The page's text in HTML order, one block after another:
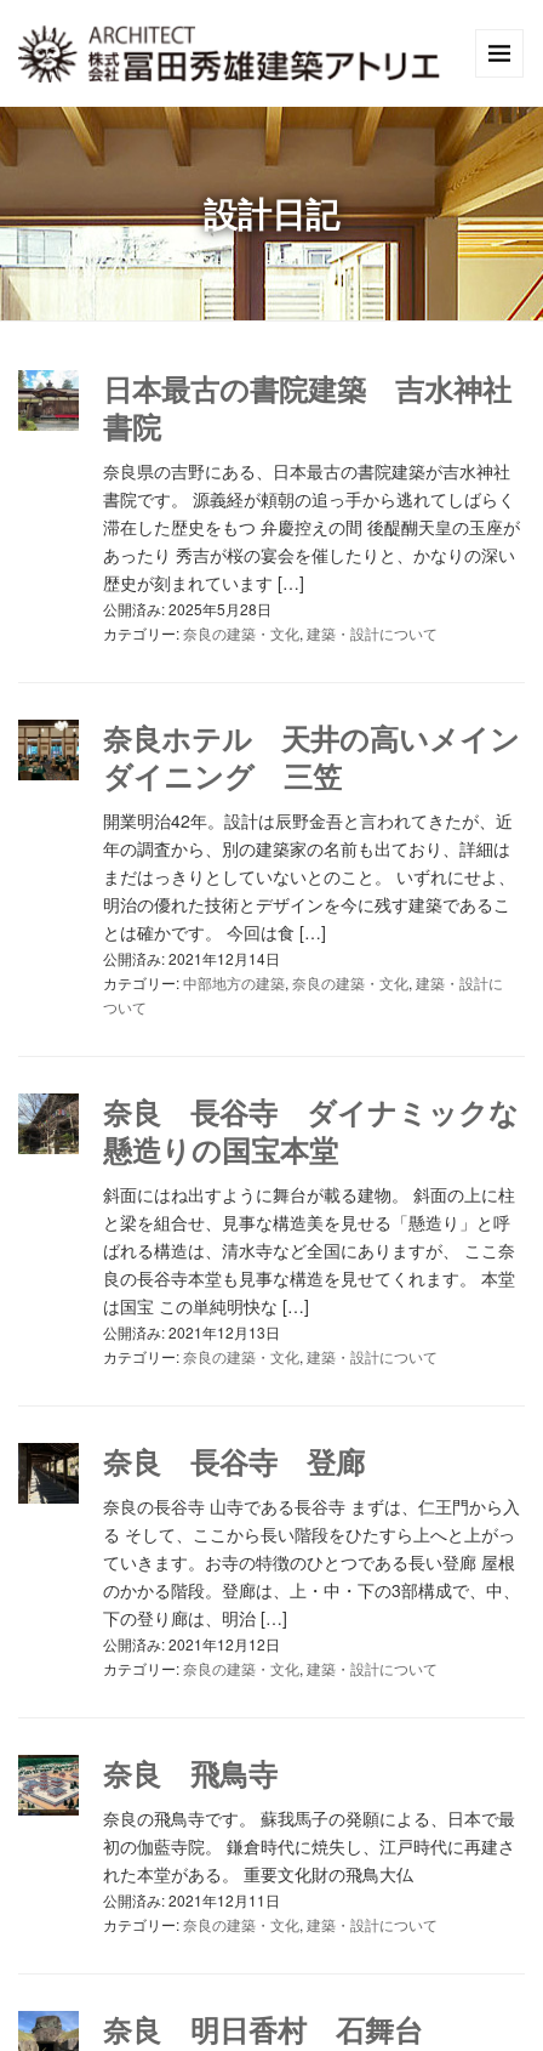
設計日記
日本最古の書院建築 吉水神社
書院
奈良県の吉野にある、日本最古の書院建築が吉水神社
書院です。 源義経が頼朝の追っ手から逃れてしばらく
滞在した歴史をもつ 弁慶控えの間 後醍醐天皇の玉座が
あったり 秀吉が桜の宴会を催したりと、かなりの深い
歴史が刻まれています […]
公開済み: 2025年5月28日
カテゴリー:奈良の建築・文化, 建築・設計について
奈良ホテル 天井の高いメイン
ダイニング 三笠
開業明治42年。設計は辰野金吾と言われてきたが、近
年の調査から、別の建築家の名前も出ており、詳細は
まだはっきりとしていないとのこと。 いずれにせよ、
明治の優れた技術とデザインを今に残す建築であるこ
とは確かです。 今回は食 […]
公開済み: 2021年12月14日
カテゴリー:中部地方の建築, 奈良の建築・文化, 建築・設計に
ついて
奈良 長谷寺 ダイナミックな
懸造りの国宝本堂
斜面にはね出すように舞台が載る建物。 斜面の上に柱
と梁を組合せ、見事な構造美を見せる「懸造り」と呼
ばれる構造は、清水寺など全国にありますが、 ここ奈
良の長谷寺本堂も見事な構造を見せてくれます。 本堂
は国宝 この単純明快な […]
公開済み: 2021年12月13日
カテゴリー:奈良の建築・文化, 建築・設計について
奈良 長谷寺 登廊
奈良の長谷寺 山寺である長谷寺 まずは、仁王門から入
る そして、ここから長い階段をひたすら上へと上がっ
ていきます。お寺の特徴のひとつである長い登廊 屋根
のかかる階段。登廊は、上・中・下の3部構成で、中、
下の登り廊は、明治 […]
公開済み: 2021年12月12日
カテゴリー:奈良の建築・文化, 建築・設計について
奈良 飛鳥寺
奈良の飛鳥寺です。 蘇我馬子の発願による、日本で最
初の伽藍寺院。 鎌倉時代に焼失し、江戸時代に再建さ
れた本堂がある。 重要文化財の飛鳥大仏
公開済み: 2021年12月11日
カテゴリー:奈良の建築・文化, 建築・設計について
奈良 明日香村 石舞台